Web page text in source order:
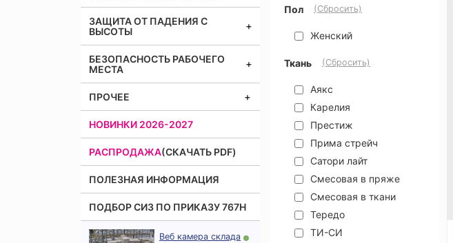
ЗАЩИТА ОТ ПАДЕНИЯ С
ВЫСОТЫ
БЕЗОПАСНОСТЬ РАБОЧЕГО
МЕСТА
ПРОЧЕЕ
НОВИНКИ 2026-2027
РАСПРОДАЖА(СКАЧАТЬ PDF)
ПОЛЕЗНАЯ ИНФОРМАЦИЯ
ПОДБОР СИЗ ПО ПРИКАЗУ 767Н
Веб камера склада
Пол (Сбросить)
Женский
Ткань (Сбросить)
Аякс
Карелия
Престиж
Прима стрейч
Сатори лайт
Смесовая в пряже
Смесовая в ткани
Тередо
ТИ-СИ